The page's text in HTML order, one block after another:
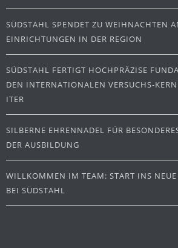
SÜDSTAHL SPENDET ZU WEIHNACHTEN
EINRICHTUNGEN IN DER REGION
SÜDSTAHL FERTIGT HOCHPRÄZISE
DEN INTERNATIONALEN VERSUCHS-
ITER
SILBERNE EHRENNADEL FÜR
DER AUSBILDUNG
WILLKOMMEN IM TEAM: START INS NEUE
BEI SÜDSTAHL